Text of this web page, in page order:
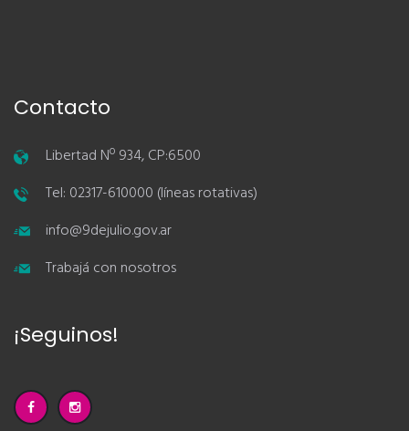
Contacto
Libertad Nº 934, CP:6500
Tel: 02317-610000 (líneas rotativas)
info@9dejulio.gov.ar
Trabajá con nosotros
¡Seguinos!